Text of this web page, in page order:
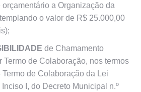
a Organização da
o valor de R$ 25.000,00
de Chamamento
Termo de Colaboração, nos termos
Termo de Colaboração da Lei
Inciso I, do Decreto Municipal n.º